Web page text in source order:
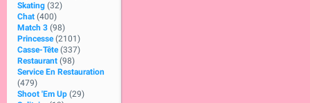
Skating (32)
Chat (400)
Match 3 (98)
Princesse (2101)
Casse-Tête (337)
Restaurant (98)
Service En Restauration
(479)
Shoot 'Em Up (29)